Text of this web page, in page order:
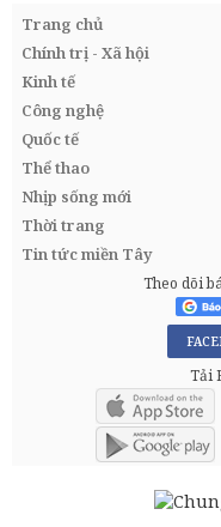
Trang chủ
Chính trị - Xã hội
Kinh tế
Công nghệ
Quốc tế
Thể thao
Nhịp sống mới
Thời trang
Tin tức miền Tây
Theo dõi
Tải